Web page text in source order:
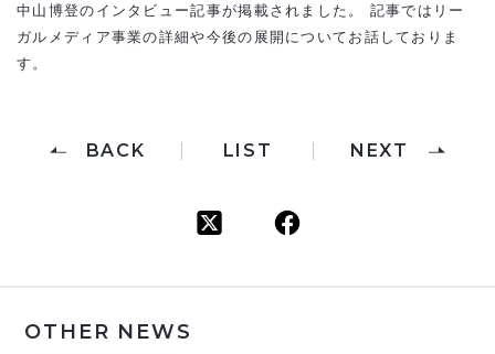
中山博登のインタビュー記事が掲載されました。 記事ではリー
ガルメディア事業の詳細や今後の展開についてお話しておりま
す。
BACK LIST NEXT
OTHER NEWS